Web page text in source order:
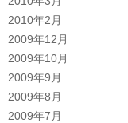
2010年2月
2009年12月
2009年10月
2009年9月
2009年8月
2009年7月